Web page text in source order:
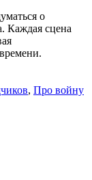
о
Каждая сцена
, Про войну